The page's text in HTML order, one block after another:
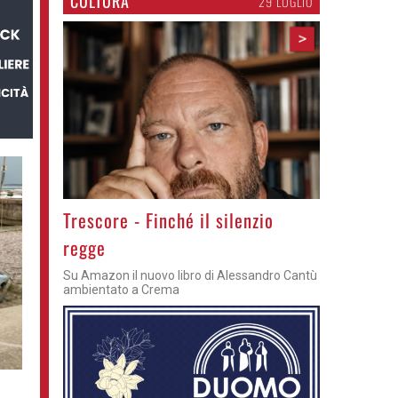
>
Trescore - Finché il silenzio
regge
Su Amazon il nuovo libro di Alessandro Cantù
ambientato a Crema